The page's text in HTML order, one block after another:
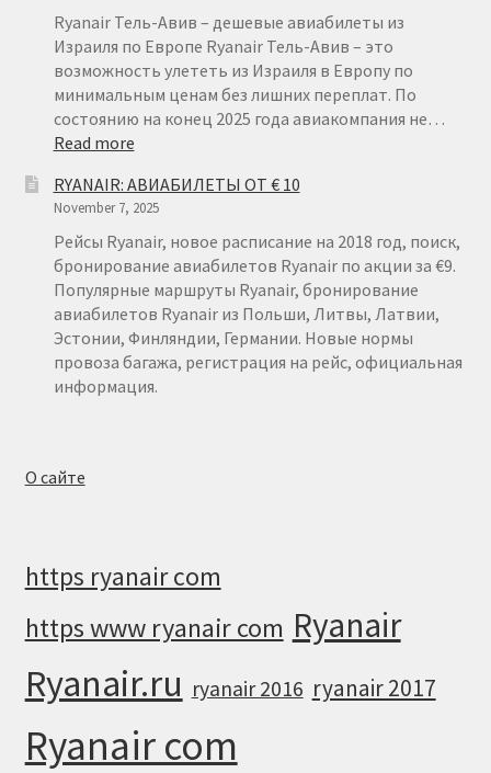
ОТ
€
15
Ryanair Тель-Авив – дешевые авиабилеты из
Израиля по Европе Ryanair Тель-Авив – это
возможность улететь из Израиля в Европу по
минимальным ценам без лишних переплат. По
состоянию на конец 2025 года авиакомпания не…
Read more:
ТЕЛЬ-
АВИВ
RYANAIR: АВИАБИЛЕТЫ ОТ € 10
November 7, 2025
Рейсы Ryanair, новое расписание на 2018 год, поиск,
бронирование авиабилетов Ryanair по акции за €9.
Популярные маршруты Ryanair, бронирование
авиабилетов Ryanair из Польши, Литвы, Латвии,
Эстонии, Финляндии, Германии. Новые нормы
провоза багажа, регистрация на рейс, официальная
информация.
О сайте
https ryanair com
https www ryanair com Ryanair
Ryanair.ru ryanair 2016 ryanair 2017
Ryanair com